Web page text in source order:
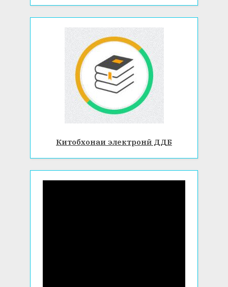
Китобхонаи электронӣ ДДБ